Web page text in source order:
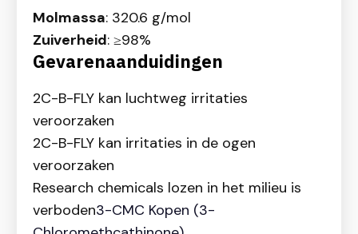
Molmassa: 320.6 g/mol
Zuiverheid: ≥98%
Gevarenaanduidingen
2C-B-FLY kan luchtweg irritaties
veroorzaken
2C-B-FLY kan irritaties in de ogen
veroorzaken
Research chemicals lozen in het milieu is
verboden3-CMC Kopen (3-